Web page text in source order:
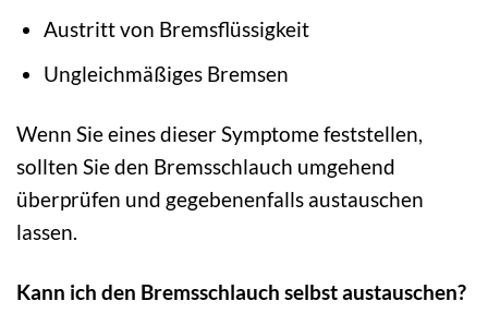
Austritt von Bremsflüssigkeit
Ungleichmäßiges Bremsen
Wenn Sie eines dieser Symptome feststellen,
sollten Sie den Bremsschlauch umgehend
überprüfen und gegebenenfalls austauschen
lassen.
Kann ich den Bremsschlauch selbst austauschen?